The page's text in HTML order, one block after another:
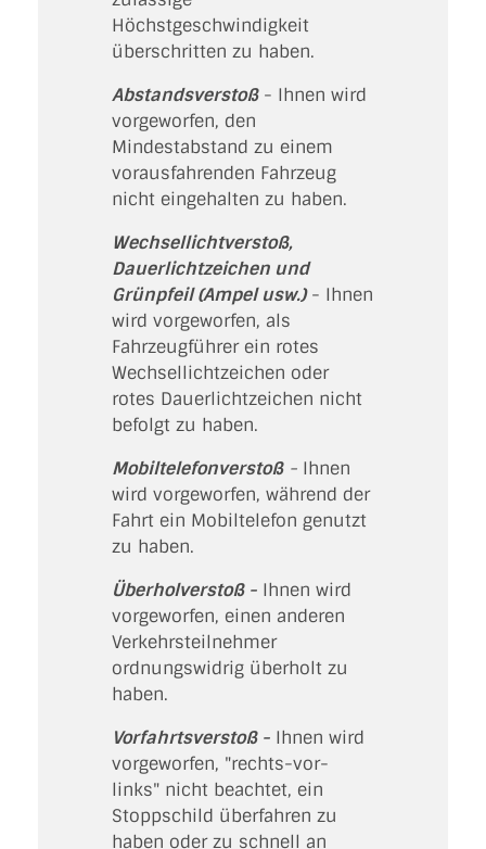
Höchstgeschwindigkeit
überschritten zu haben.
Abstandsverstoß- Ihnen wird
vorgeworfen, den
Mindestabstand zu einem
vorausfahrenden Fahrzeug
nicht eingehalten zu haben.
Wechsellichtverstoß,
Dauerlichtzeichen und
Grünpfeil (Ampel usw.)- Ihnen
wird vorgeworfen, als
Fahrzeugführer ein rotes
Wechsellichtzeichen oder
rotes Dauerlichtzeichen nicht
befolgt zu haben.
Mobiltelefonverstoß-Ihnen
wird vorgeworfen, während der
Fahrt ein Mobiltelefon genutzt
zu haben.
Überholverstoß -Ihnen wird
vorgeworfen, einen anderen
Verkehrsteilnehmer
ordnungswidrig überholt zu
haben.
Vorfahrtsverstoß -Ihnen wird
vorgeworfen, "rechts-vor-
links" nicht beachtet, ein
Stoppschild überfahren zu
haben oder zu schnell an